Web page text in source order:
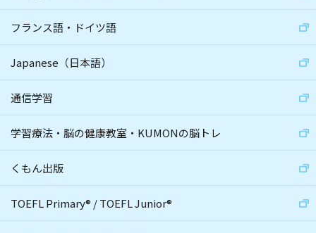
フランス語・ドイツ語
Japanese（日本語）
通信学習
学習療法・脳の健康教室・KUMONの脳トレ
くもん出版
TOEFL Primary® /TOEFL Junior®